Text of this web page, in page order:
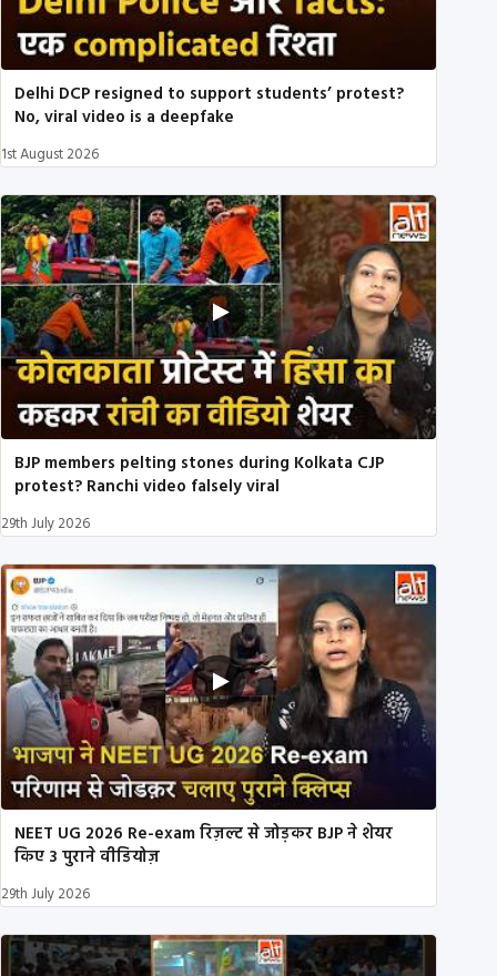
Delhi DCP resigned to support students’ protest?
No, viral video is a deepfake
1st August 2026
BJP members pelting stones during Kolkata CJP
protest? Ranchi video falsely viral
29th July 2026
NEET UG 2026 Re-exam रिज़ल्ट से जोड़कर BJP ने शेयर
किए 3 पुराने वीडियोज़
29th July 2026